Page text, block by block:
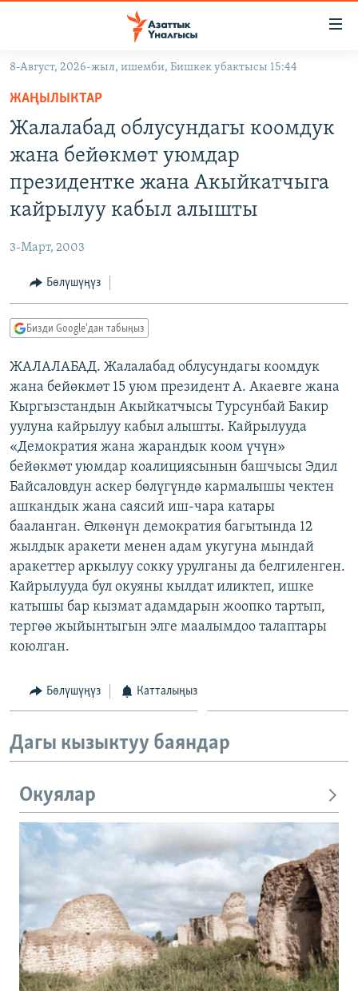
Навигацияга
өтүңүз
Издөөгө
салыңыз
КЫРГЫЗСТАН
КЫРГЫЗСТАН
ЭКОНОМИКА
БОРБОР АЗИЯ
АТАЙЫН ИЛИКТӨӨ
БҮГҮН АЗАТТЫКТА
ЭКСПЕРТТЕР ТАЛДАЙТ
БИЗ ЖАНА ДҮЙНӨ
ЭЖЕ-СИҢДИЛЕР
АЗАТТЫК+
ЫҢГАЙСЫЗ СУРООЛОР
ПОДКАСТ
ӨЗГӨЧӨ ПИКИР
Русский
ОНЛАЙН ШЕРИНЕ
ЭЕ/АРнун бардык сайттары
8-Август, 2026-жыл, ишемби, Бишкек убактысы 15:44
ЖАҢЫЛЫКТАР
Жалалабад облусундагы коомдук
жана бейөкмөт уюмдар
президентке жана Акыйкатчыга
кайрылуу кабыл алышты
3-Март, 2003
Бөлүшүңүз
Бизди Google'дан табыңыз
ЖАЛАЛАБАД. Жалалабад облусундагы коомдук
жана бейөкмөт 15 уюм президент А. Акаевге жана
Кыргызстандын Акыйкатчысы Турсунбай Бакир
уулуна кайрылуу кабыл алышты. Кайрылууда
«Демократия жана жарандык коом үчүн»
бейөкмөт уюмдар коалициясынын башчысы Эдил
Байсаловдун аскер бөлүгүндө кармалышы чектен
ашкандык жана саясий иш-чара катары
бааланган. Өлкөнүн демократия багытында 12
жылдык аракети менен адам укугуна мындай
аракеттер аркылуу сокку урулганы да белгиленген.
Кайрылууда бул окуяны кылдат иликтеп, ишке
катышы бар кызмат адамдарын жоопко тартып,
тергөө жыйынтыгын элге маалымдоо талаптары
коюлган.
Бөлүшүңүз Катталыңыз
Дагы кызыктуу баяндар
Окуялар